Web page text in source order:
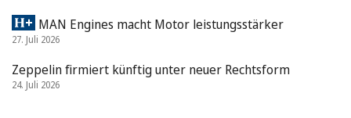
MAN Engines macht Motor leistungsstärker
27. Juli 2026
Zeppelin firmiert künftig unter neuer Rechtsform
24. Juli 2026